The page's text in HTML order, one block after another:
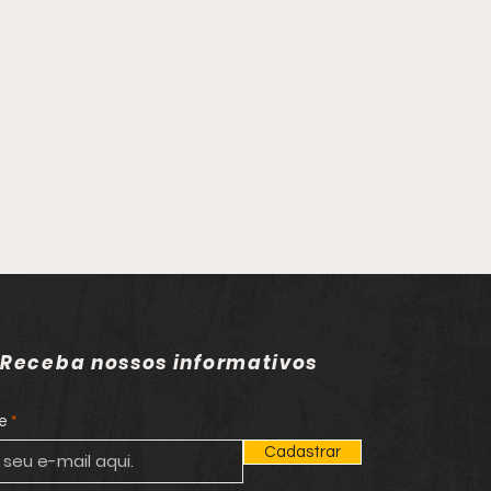
é executado a
Receba nossos informativos
Cadastrar